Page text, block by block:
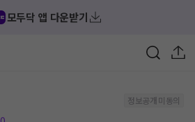
모두닥 앱 다운받기
정보공개 미동의